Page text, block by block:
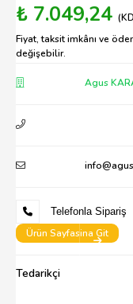
₺ 7.049,24
Fiyat, taksit imkânı ve
değişebilir.
Agus
Telefonla Sipariş
Ürün Sayfasina Git
Tedarikçi